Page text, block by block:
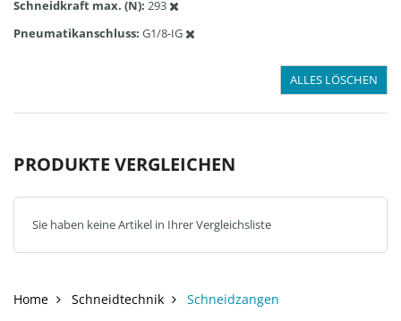
Schneidkraft max. (N) 293
Pneumatikanschluss G1/8-IG
ALLES LÖSCHEN
PRODUKTE VERGLEICHEN
Sie haben keine Artikel in Ihrer Vergleichsliste
Home Schneidtechnik Schneidzangen